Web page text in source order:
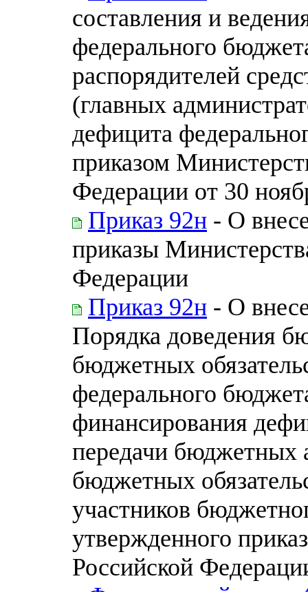
составления и
федерального
распорядителей
(главных
дефицита
приказом
Федерации от 30
Приказ 92н - О
приказы
Федерации
Приказ 92н - О
Порядка доведения
бюджетных
федерального
финансирования
передачи бюджетных
бюджетных
участников
утвержденного
Российской